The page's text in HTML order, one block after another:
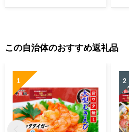
この自治体のおすすめ返礼品
1 2